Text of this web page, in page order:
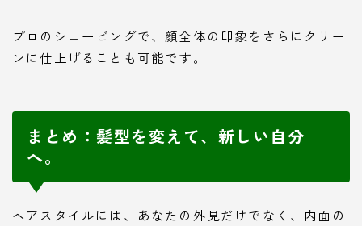
プロのシェービングで、顔全体の印象をさらにクリー
ンに仕上げることも可能です。
まとめ：髪型を変えて、新しい自分
へ。
ヘアスタイルには、あなたの外見だけでなく、内面の